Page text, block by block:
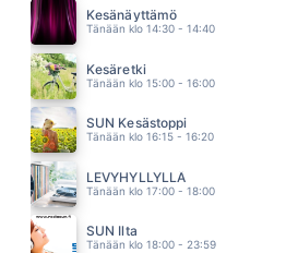
FREEMAN
04.56
BACKSTREET BOYS
04.52
Kesänäyttämö
Tänään klo 14:30 - 14:40
Kesäretki
Tänään klo 15:00 - 16:00
SUN Kesästoppi
Tänään klo 16:15 - 16:20
LEVYHYLLYLLÄ
Tänään klo 17:00 - 18:00
SUN Ilta
Tänään klo 18:00 - 23:59